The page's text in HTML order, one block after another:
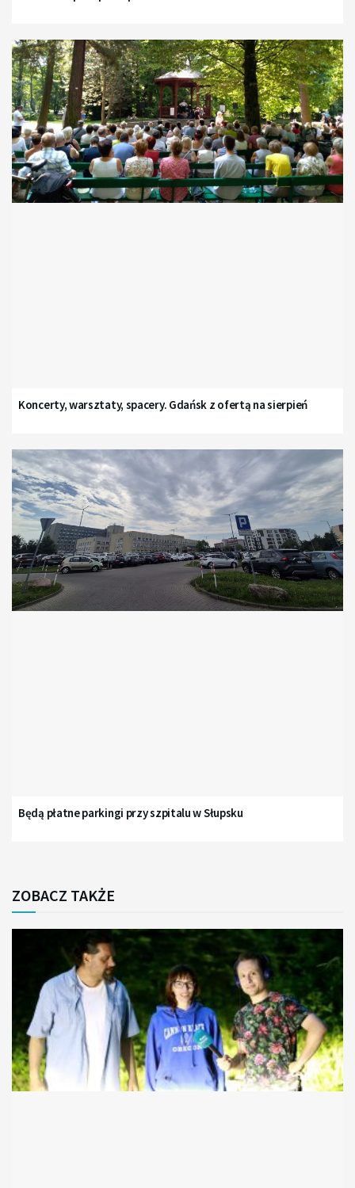
Koncerty, warsztaty, spacery. Gdańsk z ofertą na sierpień
Będą płatne parkingi przy szpitalu w Słupsku
ZOBACZ TAKŻE